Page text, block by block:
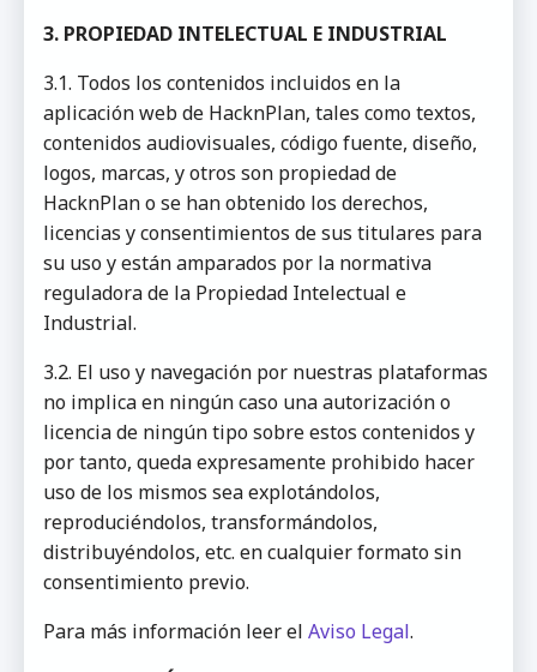
3. PROPIEDAD INTELECTUAL E INDUSTRIAL
3.1. Todos los contenidos incluidos en la
aplicación web de HacknPlan, tales como textos,
contenidos audiovisuales, código fuente, diseño,
logos, marcas, y otros son propiedad de
HacknPlan o se han obtenido los derechos,
licencias y consentimientos de sus titulares para
su uso y están amparados por la normativa
reguladora de la Propiedad Intelectual e
Industrial.
3.2. El uso y navegación por nuestras plataformas
no implica en ningún caso una autorización o
licencia de ningún tipo sobre estos contenidos y
por tanto, queda expresamente prohibido hacer
uso de los mismos sea explotándolos,
reproduciéndolos, transformándolos,
distribuyéndolos, etc. en cualquier formato sin
consentimiento previo.
Para más información leer el Aviso Legal.